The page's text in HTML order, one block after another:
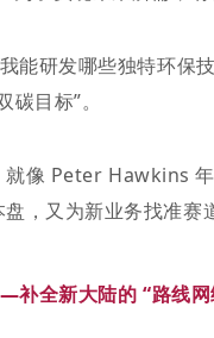
能研发哪些独特环保
目标”。
像 Peter Hawkins
，又为新业务找准赛
全新大陆的 “路线网